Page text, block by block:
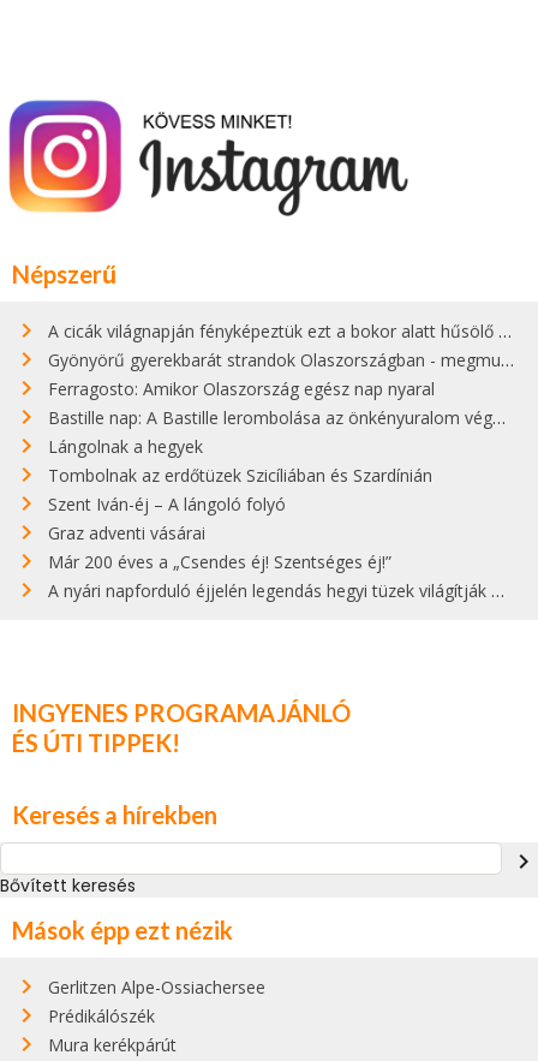
Népszerű
A cicák világnapján fényképeztük ezt a bokor alatt hűsölő cicát Kisorosziban
Gyönyörű gyerekbarát strandok Olaszországban - megmutatjuk a 15 legjobbat
Ferragosto: Amikor Olaszország egész nap nyaral
Bastille nap: A Bastille lerombolása az önkényuralom végét jelentette
Lángolnak a hegyek
Tombolnak az erdőtüzek Szicíliában és Szardínián
Szent Iván-éj – A lángoló folyó
Graz adventi vásárai
Már 200 éves a „Csendes éj! Szentséges éj!”
A nyári napforduló éjjelén legendás hegyi tüzek világítják meg Zugspitzét
INGYENES PROGRAMAJÁNLÓ
ÉS ÚTI TIPPEK!
Keresés a hírekben
navigate_next
Bővített keresés
Mások épp ezt nézik
Gerlitzen Alpe-Ossiachersee
Prédikálószék
Mura kerékpárút